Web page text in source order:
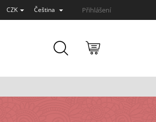
CZK Čeština Přihlášení